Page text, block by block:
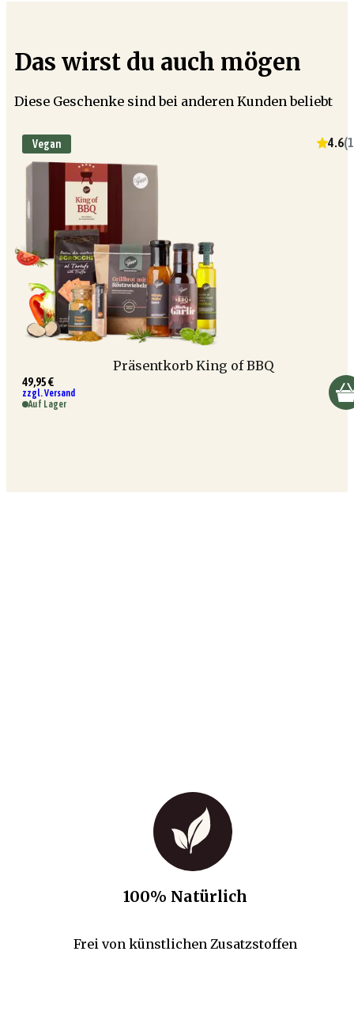
Das wirst du auch mögen
Diese Geschenke sind bei anderen Kunden beliebt
Vegan 4.6(
Präsentkorb King of BBQ
49,95 €
zzgl. Versand
Auf Lager
100% Natürlich
Frei von künstlichen Zusatzstoffen